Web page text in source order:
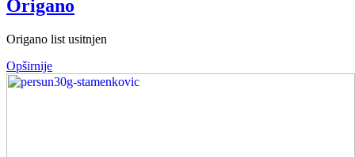
Origano
Origano list usitnjen
Opširnije